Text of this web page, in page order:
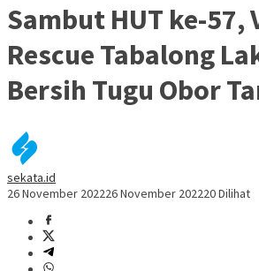
Sambut HUT ke-57,
Rescue Tabalong
Bersih Tugu Obor
sekata.id
26 November 202226 November 202220 Dilihat